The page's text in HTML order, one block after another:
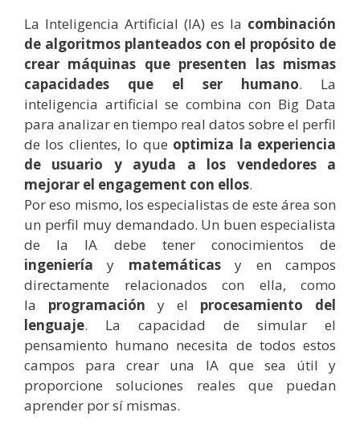
La Inteligencia Artificial (IA) es la combinación
de algoritmos planteados con el propósito de
crear máquinas que presenten las mismas
capacidades que el ser humano. La
inteligencia artificial se combina con Big Data
para analizar en tiempo real datos sobre el perfil
de los clientes, lo que optimiza la experiencia
de usuario y ayuda a los vendedores a
mejorar el engagement con ellos.
Por eso mismo, los especialistas de este área son
un perfil muy demandado. Un buen especialista
de la IA debe tener conocimientos de
ingeniería y matemáticasy en campos
directamente relacionados con ella, como
la programación y el procesamiento del
lenguaje. La capacidad de simular el
pensamiento humano necesita de todos estos
campos para crear una IA que sea útil y
proporcione soluciones reales que puedan
aprender por sí mismas.